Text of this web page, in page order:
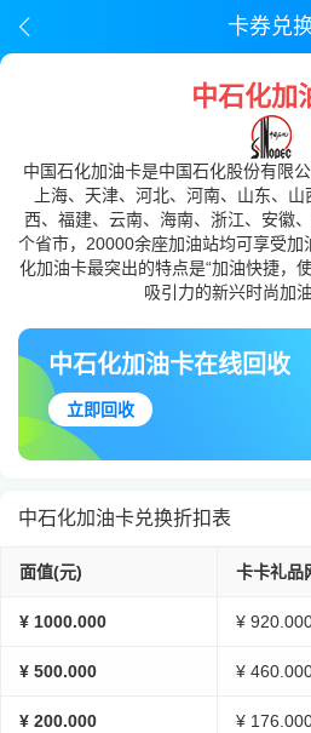
卡券兑
中石化加
中国石化加油卡是中国石化股份有限
上海、天津、河北、河南、山东、
西、福建、云南、海南、浙江、安徽
个省市，20000余座加油站均可享受加
化加油卡最突出的特点是“加油快捷，
吸引力的新兴时尚加
中石化加油卡在线回收
立即回收
中石化加油卡兑换折扣表
面值(元) 卡卡礼品
¥ 1000.000 ¥
¥ 500.000 ¥
¥ 200.000 ¥